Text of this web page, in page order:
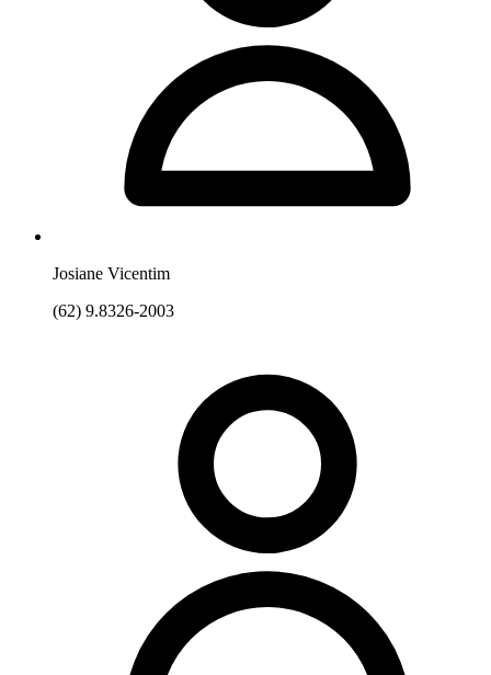
Josiane Vicentim
(62) 9.8326-2003